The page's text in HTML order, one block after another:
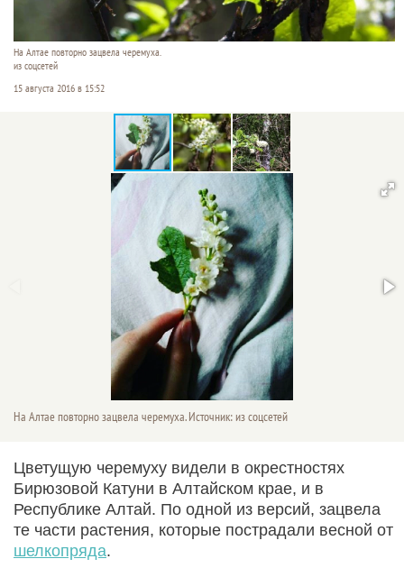
На Алтае повторно зацвела черемуха.
из соцсетей
15 августа 2016 в 15:52
На Алтае повторно зацвела черемуха. Источник: из соцсетей
Цветущую черемуху видели в окрестностях
Бирюзовой Катуни в Алтайском крае, и в
Республике Алтай. По одной из версий, зацвела
те части растения, которые пострадали весной от
шелкопряда.